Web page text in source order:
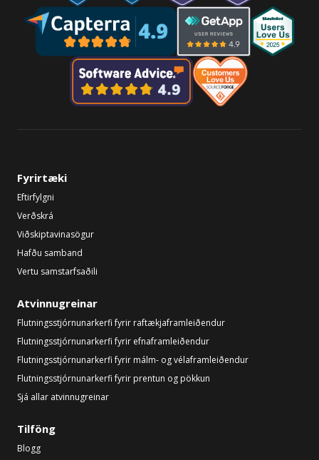
Fyrirtæki
Eftirfylgni
Verðskrá
Viðskiptavinasögur
Hafðu samband
Vertu samstarfsaðili
Atvinnugreinar
Flutningsstjórnunarkerfi fyrir raftækjaframleiðendur
Flutningsstjórnunarkerfi fyrir efnaframleiðendur
Flutningsstjórnunarkerfi fyrir málm- og vélaframleiðendur
Flutningsstjórnunarkerfi fyrir prentun og pökkun
Sjá allar atvinnugreinar
Tilföng
Blogg